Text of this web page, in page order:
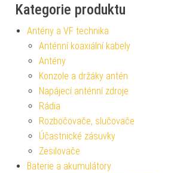
Kategorie produktu
Antény a VF technika
Anténní koaxiální kabely
Antény
Konzole a držáky antén
Napájecí anténní zdroje
Rádia
Rozbočovače, slučovače
Účastnické zásuvky
Zesilovače
Baterie a akumulátory